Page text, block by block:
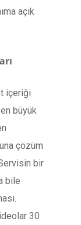
açık
içeriği
büyük
çözüm
bir
bile
30